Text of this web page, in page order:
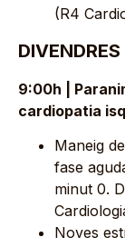
(R4
9:00h |
cardiopatia
Maneig
fase
minut 0.
Noves